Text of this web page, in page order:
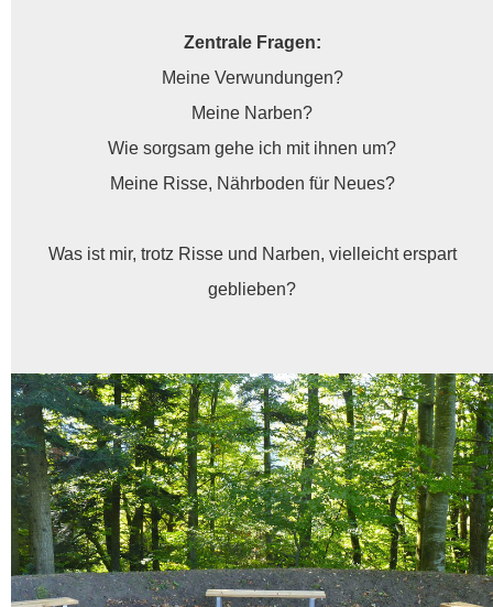
Zentrale Fragen:
Meine Verwundungen?
Meine Narben?
Wie sorgsam gehe ich mit ihnen um?
Meine Risse, Nährboden für Neues?
Was ist mir, trotz Risse und Narben, vielleicht erspart
geblieben?